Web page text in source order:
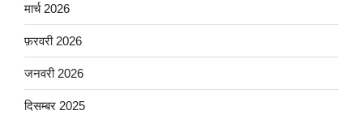
मार्च 2026
फ़रवरी 2026
जनवरी 2026
दिसम्बर 2025